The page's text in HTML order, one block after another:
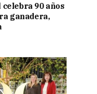
90 años
ganadera,